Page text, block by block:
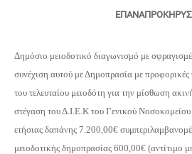
Δημόσιο μειοδοτικό διαγωνισμό με
συνέχιση αυτού με Δημοπρασία με προφορικές
του τελευταίου μειοδότη για την μίσθωση
στέγαση του Δ.Ι.Ε.Κ του Γενικού
ετήσιας δαπάνης 7.200,00€
μειοδοτικής δημοπρασίας 600,00€ (αντίτιμο